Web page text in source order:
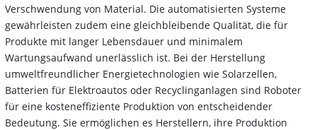
Verschwendung von Material. Die automatisierten Systeme
gewährleisten zudem eine gleichbleibende Qualität, die für
Produkte mit langer Lebensdauer und minimalem
Wartungsaufwand unerlässlich ist. Bei der Herstellung
umweltfreundlicher Energietechnologien wie Solarzellen,
Batterien für Elektroautos oder Recyclinganlagen sind Roboter
für eine kosteneffiziente Produktion von entscheidender
Bedeutung. Sie ermöglichen es Herstellern, ihre Produktion